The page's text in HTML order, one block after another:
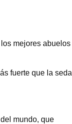
mejores abuelos
fuerte que la seda
mundo, que